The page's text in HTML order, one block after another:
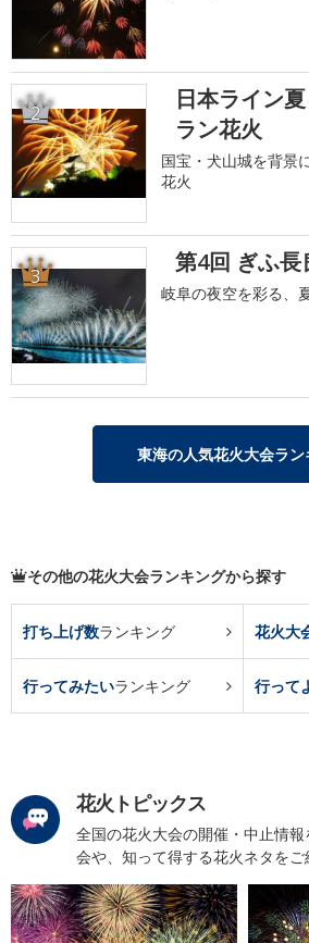
2
日本ライン
ラン花火
国宝・犬山城を背景
花火
3 第4回 ぎふ
岐阜の夜空を彩る、
東海の人気花火大会ラン
その他の花火大会ランキングから探す
打ち上げ数ランキング 花火大
行ってみたいランキング 行って
花火トピックス
全国の花火大会の開催・中止情
会や、知って得する花火ネタをご